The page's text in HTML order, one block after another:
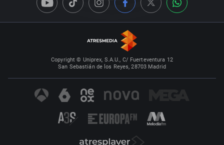
Copyright © Uniprex, S.A.U., C/ Fuerteventura 12
San Sebastián de los Reyes, 28703 Madrid